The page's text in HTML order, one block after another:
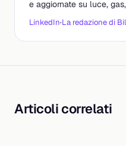
e aggiornate su luce,
LinkedIn·La redazione di
Articoli correlati